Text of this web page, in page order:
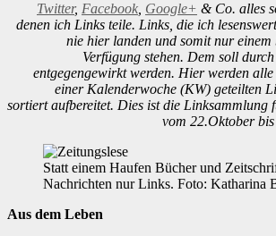
Twitter, Facebook, Google+ & Co. alles
denen ich Links teile. Links, die ich
nie hier landen und somit nur einem
Verfügung stehen. Dem soll
entgegengewirkt werden. Hier werden
einer Kalenderwoche (KW) geteilten
sortiert aufbereitet. Dies ist die Linksammlung
vom 22.Oktober
Statt einem Haufen Bücher und
Nachrichten nur Links. Foto: Katharina
Aus dem Leben